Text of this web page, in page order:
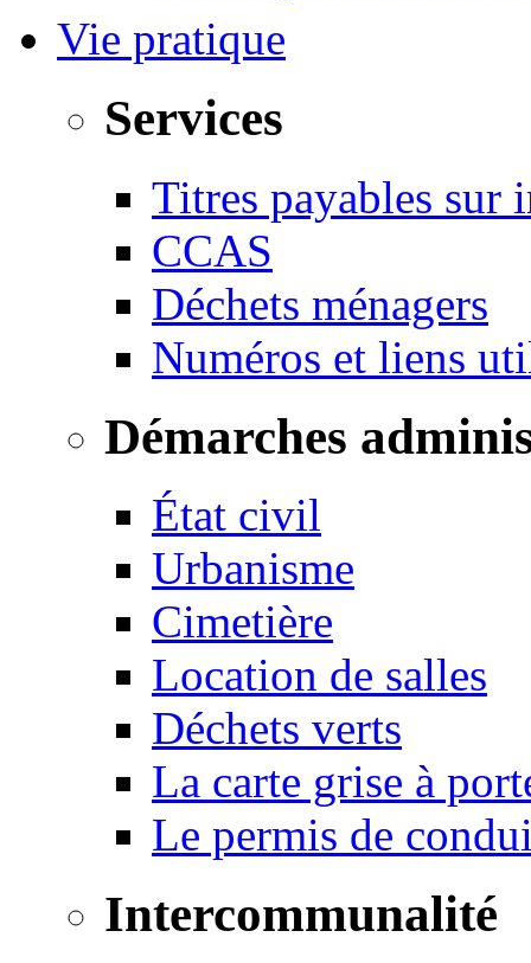
Vie pratique
Services
Titres payables sur
CCAS
Déchets ménagers
Numéros et liens
Démarches
État civil
Urbanisme
Cimetière
Location de salles
Déchets verts
La carte grise à
Le permis de
Intercommunalité